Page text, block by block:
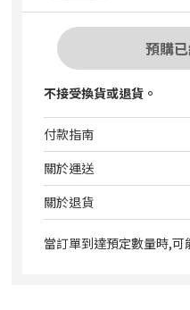
預購
不接受換貨或退貨。
付款指南
關於運送
關於退貨
當訂單到達預定數量時,可